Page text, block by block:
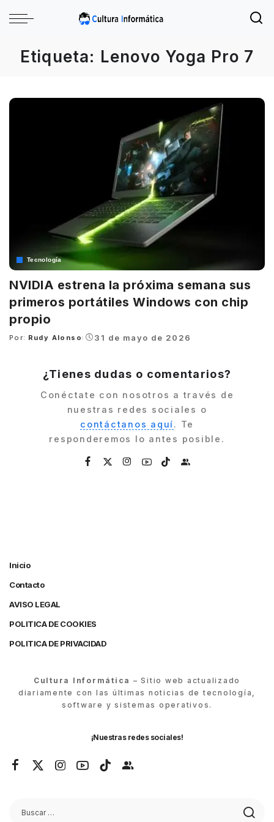
Etiqueta: Lenovo Yoga Pro 7
Tecnología
NVIDIA estrena la próxima semana sus
primeros portátiles Windows con chip
propio
Posted
Por: Rudy Alonso 31 de mayo de 2026
¿Tienes dudas o comentarios?
Conéctate con nosotros a través de
nuestras redes sociales o
contáctanos aquí. Te
responderemos lo antes posible.
Inicio
Contacto
AVISO LEGAL
POLITICA DE COOKIES
POLITICA DE PRIVACIDAD
Cultura Informática – Sitio web actualizado
diariamente con las últimas noticias de tecnología,
software y sistemas operativos.
¡Nuestras redes sociales!